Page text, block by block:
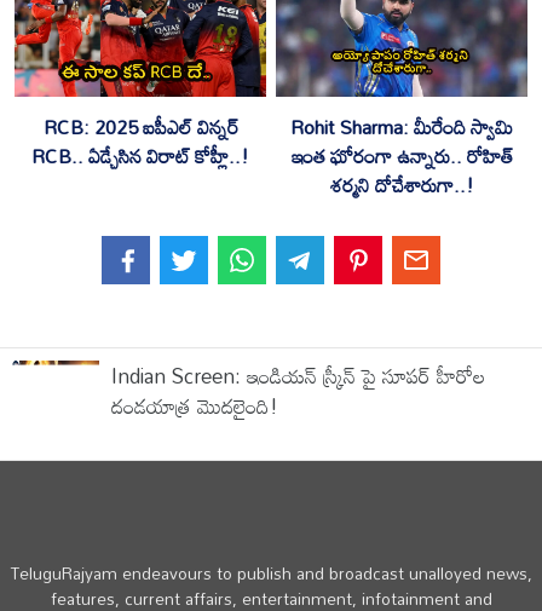
RCB: 2025 ఐపీఎల్ విన్నర్
RCB.. ఏడ్చేసిన విరాట్ కోహ్లీ..!
Rohit Sharma: మీరేంది స్వామి
ఇంత ఘోరంగా ఉన్నారు.. రోహిత్
శర్మని దోచేశారుగా..!
Indian Screen: ఇండియన్ స్క్రీన్ పై సూపర్ హీరోల
దండయాత్ర మొదలైంది!
TeluguRajyam endeavours to publish and broadcast unalloyed news,
features, current affairs, entertainment, infotainment and